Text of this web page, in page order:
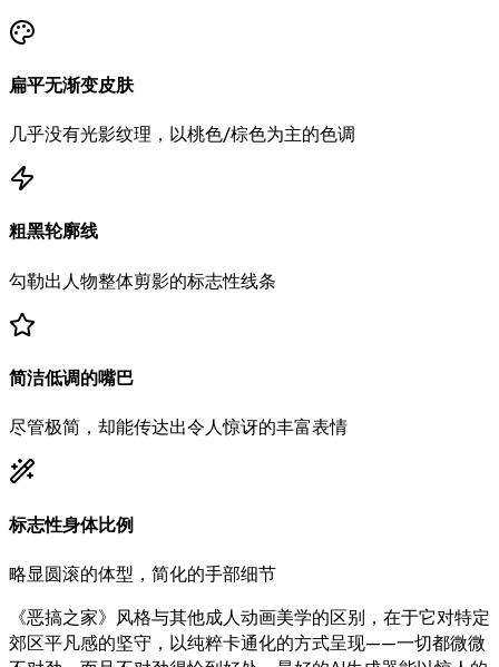
扁平无渐变皮肤
几乎没有光影纹理，以桃色/棕色为主的色调
粗黑轮廓线
勾勒出人物整体剪影的标志性线条
简洁低调的嘴巴
尽管极简，却能传达出令人惊讶的丰富表情
标志性身体比例
略显圆滚的体型，简化的手部细节
《恶搞之家》风格与其他成人动画美学的区别，在于它对特定
郊区平凡感的坚守，以纯粹卡通化的方式呈现——一切都微微